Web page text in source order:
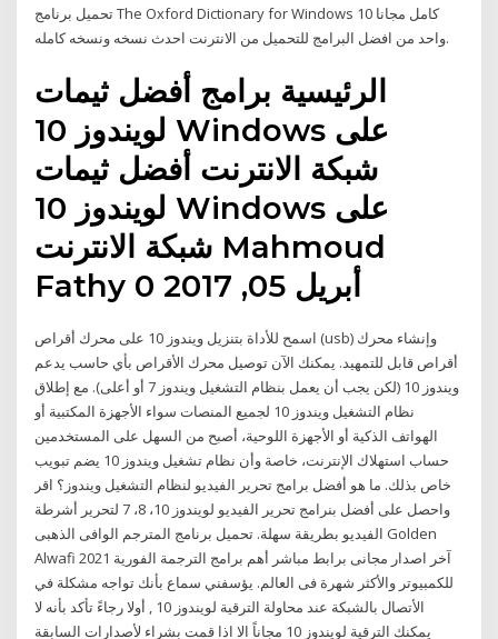
تحميل برنامج The Oxford Dictionary for Windows 10 كامل مجانا
واحد من افضل البرامج للتحميل من الانترنت احدث نسخه ونسخه كامله.
الرئيسية برامج أفضل ثيمات
لويندوز 10 Windows على
شبكة الانترنت أفضل ثيمات
لويندوز 10 Windows على
شبكة الانترنت Mahmoud
Fathy أبريل 05, 2017 0
اسمح للأداة بتنزيل ويندوز 10 على محرك أقراص (usb) وإنشاء محرك
أقراص قابل للتمهيد. يمكنك الآن توصيل محرك الأقراص بأي حاسب يدعم
ويندوز 10 (لكن يجب أن يعمل بنظام التشغيل ويندوز 7 أو أعلى). مع إطلاق
نظام التشغيل ويندوز 10 لجميع المنصات سواء الأجهزة المكتبية أو
الهواتف الذكية أو الأجهزة اللوحية، أصبح من السهل على المستخدمين
حساب استهلاك الإنترنت، خاصة وأن نظام تشغيل ويندوز 10 يضم تبويب
خاص بذلك. ما هو أفضل برامج تحرير الفيديو لنظام التشغيل ويندوز؟ اقر
واحصل على أفضل بنرامج تحرير الفيديو لويندوز 10، 8، 7 لتحرير أشرطة
الفيديو بطريقة سهلة. تحميل برنامج المترجم الوافى الذهبى Golden
Alwafi 2021 آخر اصدار مجانى برابط مباشر أهم برامج الترجمة الفورية
للكمبيوتر والأكثر شهرة فى العالم. يؤسفني سماع بأنك تواجه مشكلة في
الأتصال بالشبكة عند محاولة الترقية لويندوز 10 , أولا رجاءً تأكد بأنه لا
يمكنك الترقية لويندوز 10 مجاناً الا اذا قمت بشراء لأصدارات السابقة